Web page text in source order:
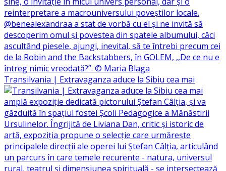
Transilvania | Extravaganza aduce la Sibiu cea mai